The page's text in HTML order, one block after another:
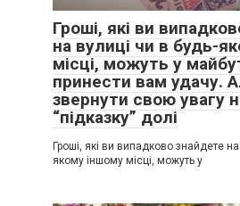
Гроші, які ви
на вулиці чи в будь-
місці, можуть у
принести вам удачу.
звернути свою увагу
“підказку” долі
Гроші, які ви випадково знайдете
якому іншому місці, можуть у